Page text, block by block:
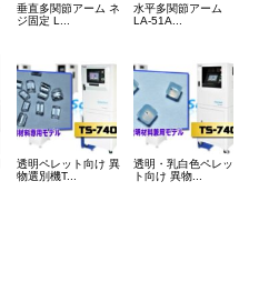
垂直多関節アーム ネ
ジ固定 L...
水平多関節アーム
LA-51A...
透明ペレット向け 異
物選別機T...
透明・乳白色ペレッ
ト向け 異物...